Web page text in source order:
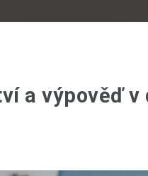
a výpověď